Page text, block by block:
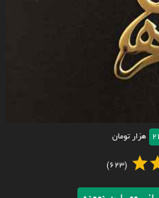
هزار تومان
(623)